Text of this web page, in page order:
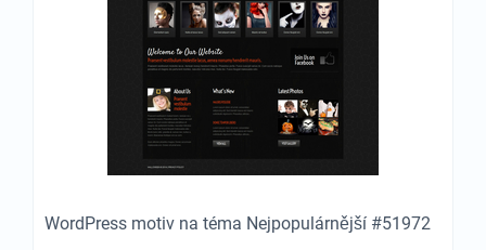
WordPress motiv na téma Nejpopulárnější #51972